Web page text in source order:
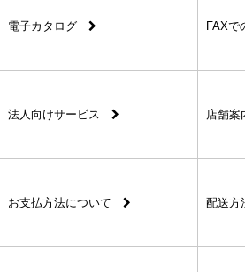
電子カタログ FAXで
法人向けサービス 店舗案
お支払方法について 配送方